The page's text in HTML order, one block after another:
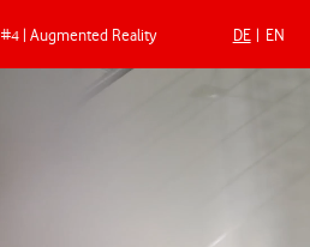
#4 | Augmented Reality DE EN